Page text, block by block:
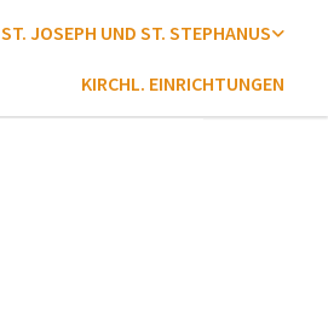
ST. JOSEPH UND ST. STEPHANUS
KIRCHL. EINRICHTUNGEN